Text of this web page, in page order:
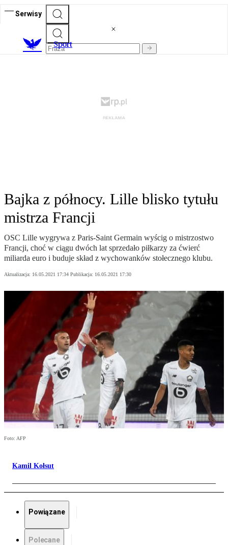
Serwisy
Sport
Bajka z północy. Lille blisko tytułu
mistrza Francji
OSC Lille wygrywa z Paris-Saint Germain wyścig o mistrzostwo
Francji, choć w ciągu dwóch lat sprzedało piłkarzy za ćwierć
miliarda euro i buduje skład z wychowanków stołecznego klubu.
Aktualizacja: 16.05.2021 17:34 Publikacja: 16.05.2021 17:30
Foto: AFP
Kamil Kołsut
Powiązane
Polecane